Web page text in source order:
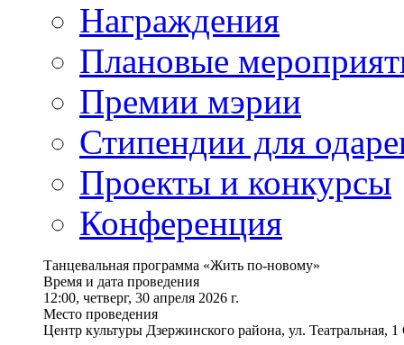
Награждения
Плановые
Премии мэрии
Стипендии для
Проекты и конкурсы
Конференция
Танцевальная программа «Жить по-новому»
Время и дата проведения
12:00, четверг, 30 апреля 2026 г.
Место проведения
Центр культуры Дзержинского района, ул.